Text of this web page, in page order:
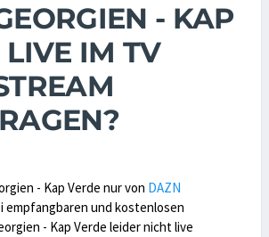
- KAP
LIVE IM TV
- Kap Verde nur von DAZN
empfangbaren und kostenlosen
- Kap Verde leider nicht live